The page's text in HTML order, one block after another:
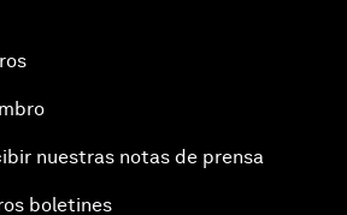
nuestras notas de prensa
boletines